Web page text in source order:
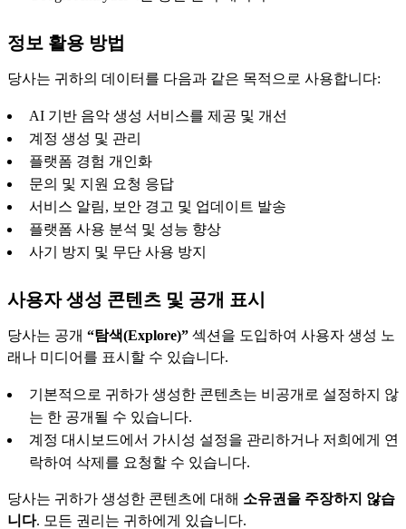
정보 활용 방법
당사는 귀하의 데이터를 다음과 같은 목적으로 사용합니다:
AI 기반 음악 생성 서비스를 제공 및 개선
계정 생성 및 관리
플랫폼 경험 개인화
문의 및 지원 요청 응답
서비스 알림, 보안 경고 및 업데이트 발송
플랫폼 사용 분석 및 성능 향상
사기 방지 및 무단 사용 방지
사용자 생성 콘텐츠 및 공개 표시
당사는 공개 “탐색(Explore)” 섹션을 도입하여 사용자 생성 노
래나 미디어를 표시할 수 있습니다.
기본적으로 귀하가 생성한 콘텐츠는 비공개로 설정하지 않
는 한 공개될 수 있습니다.
계정 대시보드에서 가시성 설정을 관리하거나 저희에게 연
락하여 삭제를 요청할 수 있습니다.
당사는 귀하가 생성한 콘텐츠에 대해 소유권을 주장하지 않습
니다. 모든 권리는 귀하에게 있습니다.